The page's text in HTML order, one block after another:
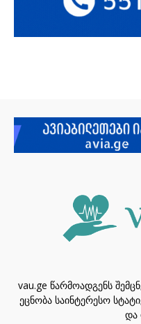
vau.ge წარმოადგენს
ეცნობა საინტერესო
და